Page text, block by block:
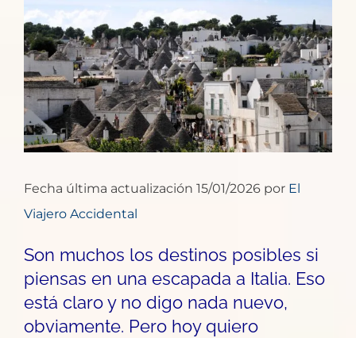
más
grande
Fecha última actualización 15/01/2026 por El
Viajero Accidental
Son muchos los destinos posibles si
piensas en una escapada a Italia. Eso
está claro y no digo nada nuevo,
obviamente. Pero hoy quiero